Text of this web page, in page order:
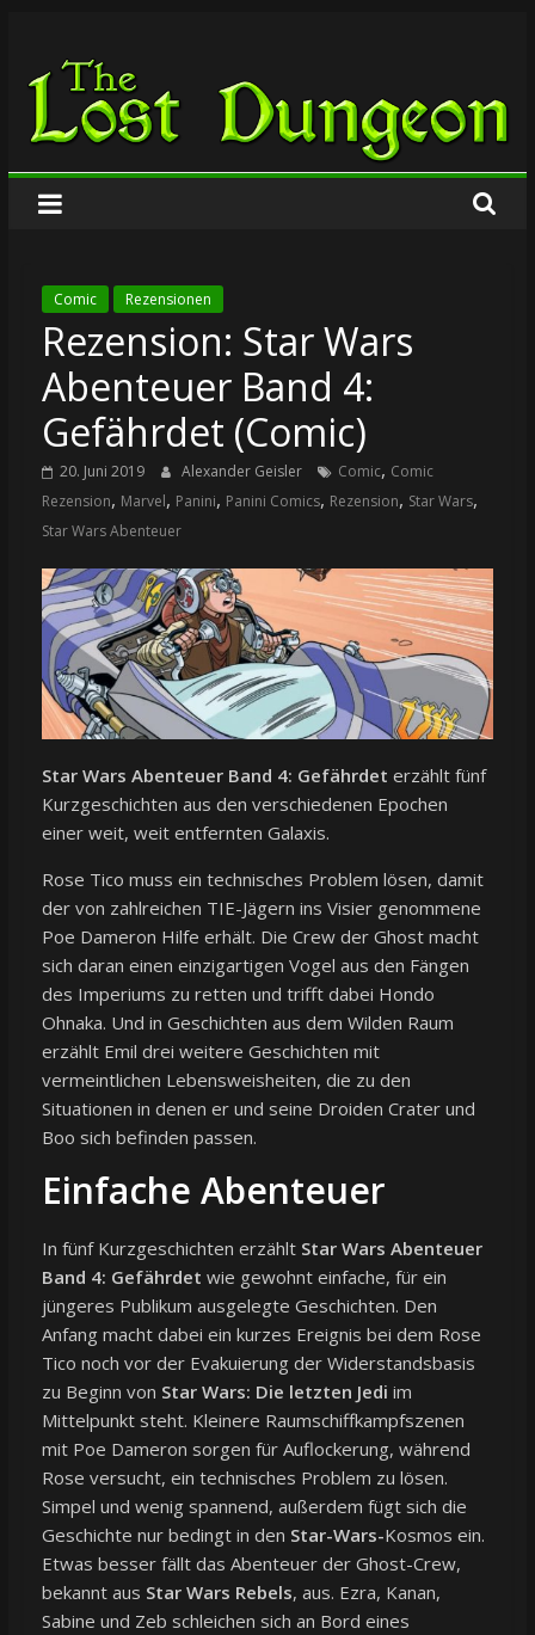
springen
The
Lost
Dungeon
Comic Rezensionen
Rezension: Star Wars
Abenteuer Band 4:
Gefährdet (Comic)
20. Juni 2019 Alexander Geisler Comic, Comic
Rezension, Marvel, Panini, Panini Comics, Rezension, Star Wars,
Star Wars Abenteuer
Star Wars Abenteuer Band 4: Gefährdet erzählt fünf
Kurzgeschichten aus den verschiedenen Epochen
einer weit, weit entfernten Galaxis.
Rose Tico muss ein technisches Problem lösen, damit
der von zahlreichen TIE-Jägern ins Visier genommene
Poe Dameron Hilfe erhält. Die Crew der Ghost macht
sich daran einen einzigartigen Vogel aus den Fängen
des Imperiums zu retten und trifft dabei Hondo
Ohnaka. Und in Geschichten aus dem Wilden Raum
erzählt Emil drei weitere Geschichten mit
vermeintlichen Lebensweisheiten, die zu den
Situationen in denen er und seine Droiden Crater und
Boo sich befinden passen.
Einfache Abenteuer
In fünf Kurzgeschichten erzählt Star Wars Abenteuer
Band 4: Gefährdet wie gewohnt einfache, für ein
jüngeres Publikum ausgelegte Geschichten. Den
Anfang macht dabei ein kurzes Ereignis bei dem Rose
Tico noch vor der Evakuierung der Widerstandsbasis
zu Beginn von Star Wars: Die letzten Jedi im
Mittelpunkt steht. Kleinere Raumschiffkampfszenen
mit Poe Dameron sorgen für Auflockerung, während
Rose versucht, ein technisches Problem zu lösen.
Simpel und wenig spannend, außerdem fügt sich die
Geschichte nur bedingt in den Star-Wars-Kosmos ein.
Etwas besser fällt das Abenteuer der Ghost-Crew,
bekannt aus Star Wars Rebels, aus. Ezra, Kanan,
Sabine und Zeb schleichen sich an Bord eines